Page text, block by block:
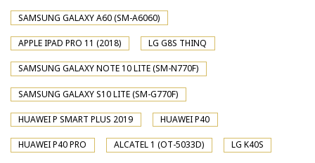
SAMSUNG GALAXY A60 (SM-A6060)
APPLE IPAD PRO 11 (2018) LG G8S THINQ
SAMSUNG GALAXY NOTE 10 LITE (SM-N770F)
SAMSUNG GALAXY S10 LITE (SM-G770F)
HUAWEI P SMART PLUS 2019 HUAWEI P40
HUAWEI P40 PRO ALCATEL 1 (OT-5033D) LG K40S